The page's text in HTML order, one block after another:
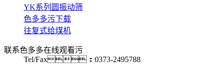
YK系列圆振动筛
色多多污下载
往复式给煤机
联系色多多在线观看污
Tel/Fax：0373-2495788